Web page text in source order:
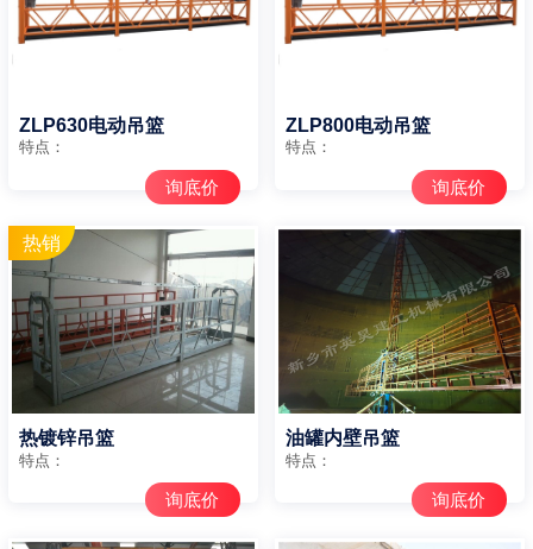
ZLP630电动吊篮
特点：
询底价
ZLP800电动吊篮
特点：
询底价
热镀锌吊篮
特点：
询底价
油罐内壁吊篮
特点：
询底价